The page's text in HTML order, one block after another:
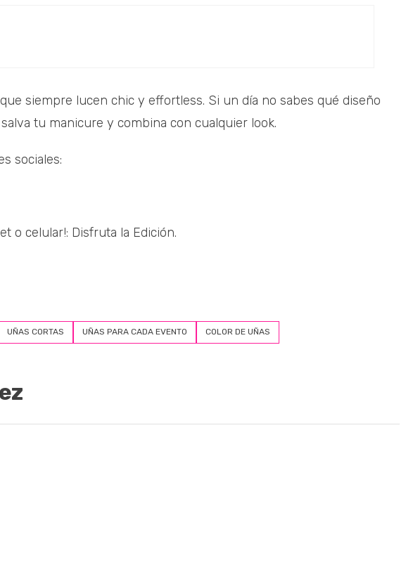
siempre lucen chic y effortless. Si un día no sabes qué diseño
tu manicure y combina con cualquier look.
sociales:
o celular!: Disfruta la Edición.
UÑAS CORTAS UÑAS PARA CADA EVENTO COLOR DE UÑAS